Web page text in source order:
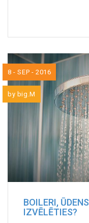
8 - SEP - 2016
by big.M
BOILERI,
IZVĒLĒTIES?